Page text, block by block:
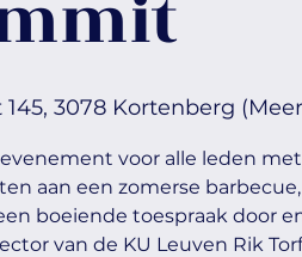
3078 Kortenberg
voor alle leden
aan een zomerse
boeiende toespraak door
van de KU Leuven Rik